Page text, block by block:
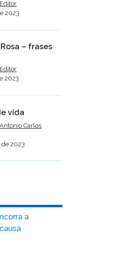
Editor
2023
– frases
Editor
2023
vida
Antonio Carlos
de 2023
a